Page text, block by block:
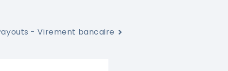
- Virement bancaire